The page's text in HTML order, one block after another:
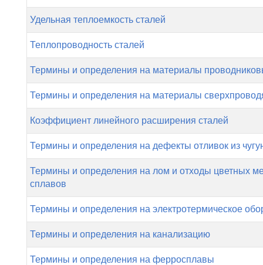
Удельная теплоемкость сталей
Теплопроводность сталей
Термины и определения на материалы
Термины и определения на материалы
Коэффициент линейного расширения сталей
Термины и определения на дефекты отливок из
Термины и определения на лом и отходы цветных
сплавов
Термины и определения на электротермическое
Термины и определения на канализацию
Термины и определения на ферросплавы